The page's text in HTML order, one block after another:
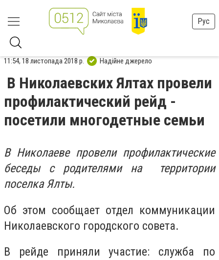
Рус
11:54, 18 листопада 2018 р. Надійне джерело
В Николаевских Ялтах провели
профилактический рейд -
посетили многодетные семьи
В Николаеве провели профилактические
беседы с родителями на территории
поселка Ялты.
Об этом сообщает отдел коммуникации
Николаевского городского совета.
В рейде приняли участие: служба по